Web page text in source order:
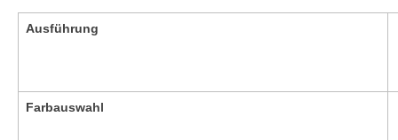
Ausführung
Farbauswahl